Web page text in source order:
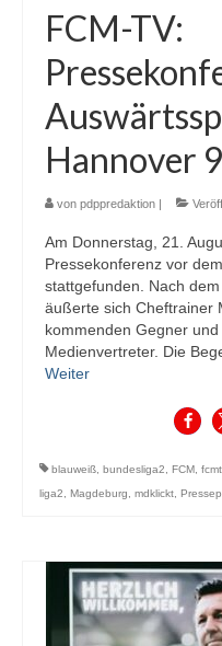
FCM-TV:
Hannover
von pdppredaktion |
Am Donnerstag, 21.
Pressekonferenz vor
stattgefunden. Nach
äußerte sich Cheftrainer
kommenden Gegner
Medienvertreter. Die
Weiter
blauweiß bundesliga2 FCM
liga2
Magdeburg mdklickt